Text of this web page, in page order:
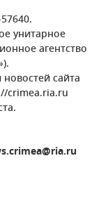
унитарное
агентство
сайта
crimea.ria.ru